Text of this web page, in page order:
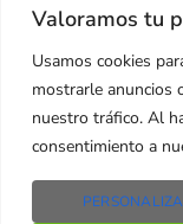
Valoramos tu
Usamos cookies
mostrarle anuncios
nuestro tráfico. Al
consentimiento a
2024 ©
COOKIES
AVISO LEGAL
PUBLICIDAD
CONTACTO